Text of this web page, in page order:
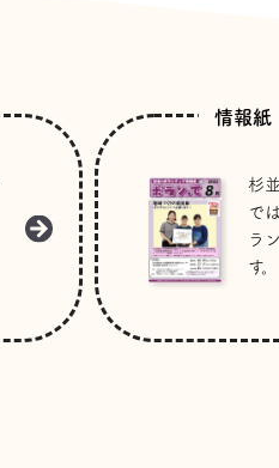
情報紙
杉
で
ラ
す。